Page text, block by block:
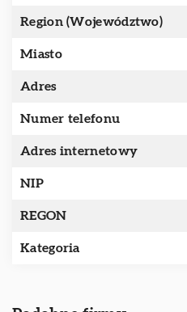
Region (Województwo)
Miasto
Adres
Numer telefonu
Adres internetowy
NIP
REGON
Kategoria